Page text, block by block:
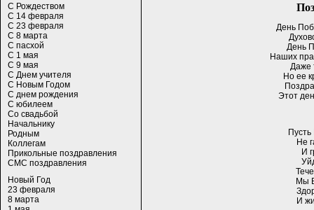
С Рождеством
С 14 февраля
С 23 февраля
С 8 марта
С пасхой
С 1 мая
С 9 мая
С Днем учителя
С Новым Годом
С днем рождения
С юбилеем
Со свадьбой
Начальнику
Родным
Коллегам
Прикольные поздравления
СМС поздравления
Новый Год
23 февраля
8 марта
День
День
Наших
Даже
Но ее
Этот
Не
И
Мы
И